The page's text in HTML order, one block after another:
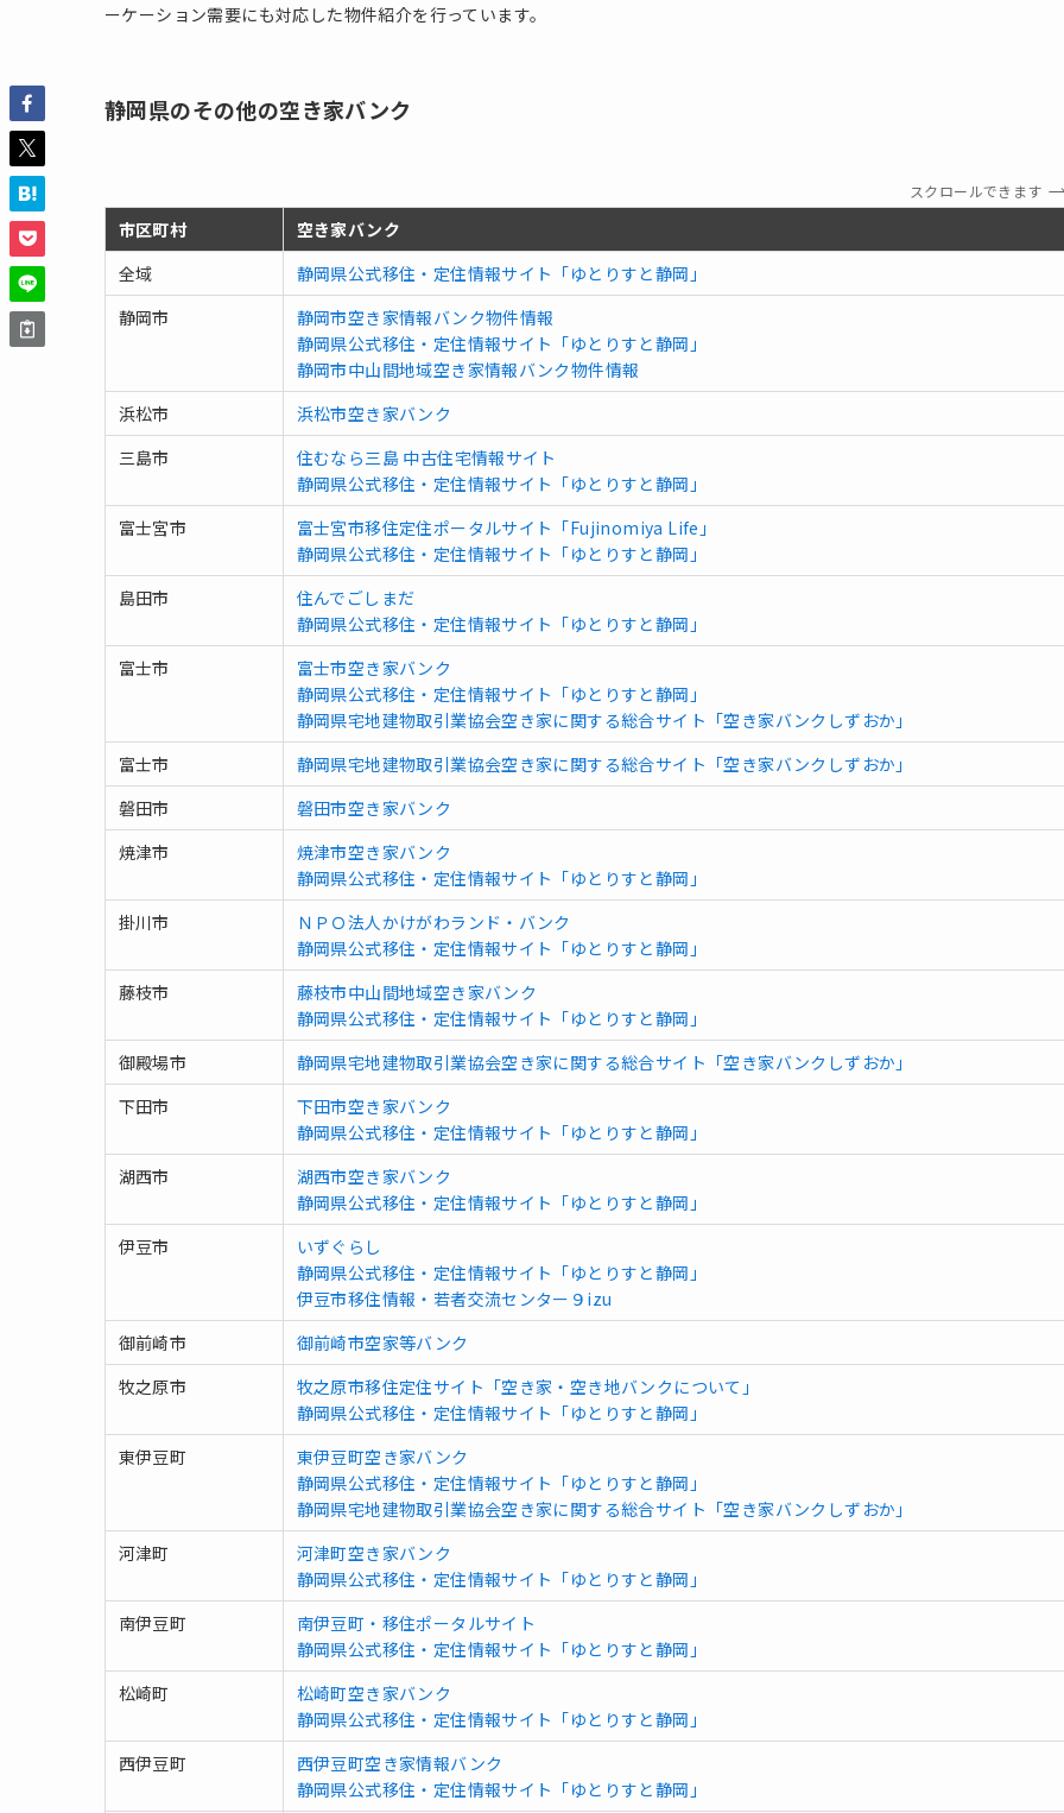
ーケーション需要にも対応した物件紹介を行っています。
静岡県のその他の空き家バンク
スクロールできます
市区町村
空き家バンク
全域
静岡県公式移住・定住情報サイト「ゆとりすと静岡」
静岡市
静岡市空き家情報バンク物件情報
静岡県公式移住・定住情報サイト「ゆとりすと静岡」
静岡市中山間地域空き家情報バンク物件情報
浜松市
浜松市空き家バンク
三島市
住むなら三島 中古住宅情報サイト
静岡県公式移住・定住情報サイト「ゆとりすと静岡」
富士宮市
富士宮市移住定住ポータルサイト「Fujinomiya Life」
静岡県公式移住・定住情報サイト「ゆとりすと静岡」
島田市
住んでごしまだ
静岡県公式移住・定住情報サイト「ゆとりすと静岡」
富士市
富士市空き家バンク
静岡県公式移住・定住情報サイト「ゆとりすと静岡」
静岡県宅地建物取引業協会空き家に関する総合サイト「空き家バンクしずおか」
富士市
静岡県宅地建物取引業協会空き家に関する総合サイト「空き家バンクしずおか」
磐田市
磐田市空き家バンク
焼津市
焼津市空き家バンク
静岡県公式移住・定住情報サイト「ゆとりすと静岡」
掛川市
ＮＰＯ法人かけがわランド・バンク
静岡県公式移住・定住情報サイト「ゆとりすと静岡」
藤枝市
藤枝市中山間地域空き家バンク
静岡県公式移住・定住情報サイト「ゆとりすと静岡」
御殿場市
静岡県宅地建物取引業協会空き家に関する総合サイト「空き家バンクしずおか」
下田市
下田市空き家バンク
静岡県公式移住・定住情報サイト「ゆとりすと静岡」
湖西市
湖西市空き家バンク
静岡県公式移住・定住情報サイト「ゆとりすと静岡」
伊豆市
いずぐらし
静岡県公式移住・定住情報サイト「ゆとりすと静岡」
伊豆市移住情報・若者交流センター９izu
御前崎市
御前崎市空家等バンク
牧之原市
牧之原市移住定住サイト「空き家・空き地バンクについて」
静岡県公式移住・定住情報サイト「ゆとりすと静岡」
東伊豆町
東伊豆町空き家バンク
静岡県公式移住・定住情報サイト「ゆとりすと静岡」
静岡県宅地建物取引業協会空き家に関する総合サイト「空き家バンクしずおか」
河津町
河津町空き家バンク
静岡県公式移住・定住情報サイト「ゆとりすと静岡」
南伊豆町
南伊豆町・移住ポータルサイト
静岡県公式移住・定住情報サイト「ゆとりすと静岡」
松崎町
松崎町空き家バンク
静岡県公式移住・定住情報サイト「ゆとりすと静岡」
西伊豆町
西伊豆町空き家情報バンク
静岡県公式移住・定住情報サイト「ゆとりすと静岡」